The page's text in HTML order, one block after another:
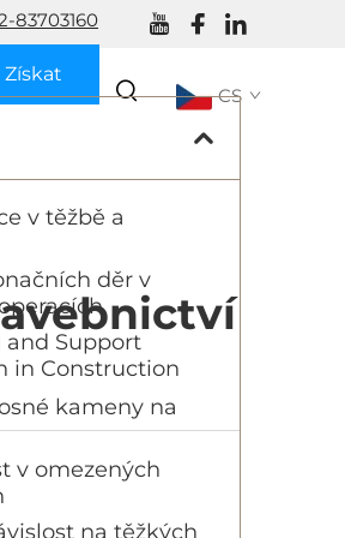
83703160
Získat
CS
v těžbě a
děr v
Support
in Construction
kameny na
v omezených
na těžkých